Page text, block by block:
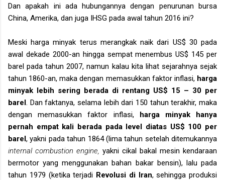
Dan apakah ini ada hubungannya dengan penurunan bursa
China, Amerika, dan juga IHSG pada awal tahun 2016 ini?
Meski harga minyak terus merangkak naik dari US$ 30 pada
awal dekade 2000-an hingga sempat menembus US$ 145 per
barel pada tahun 2007, namun kalau kita lihat sejarahnya sejak
tahun 1860-an, maka dengan memasukkan faktor inflasi, harga
minyak lebih sering berada di rentang US$ 15 – 30 per
barel . Dan faktanya, selama lebih dari 150 tahun terakhir, maka
dengan memasukkan faktor inflasi, harga minyak hanya
pernah empat kali berada pada level diatas US$ 100 per
barel, yakni pada tahun 1864 (lima tahun setelah ditemukannya
internal combustion engine, yakni cikal bakal mesin kendaraan
bermotor yang menggunakan bahan bakar bensin), lalu pada
tahun 1979 (ketika terjadi Revolusi di Iran, sehingga produksi